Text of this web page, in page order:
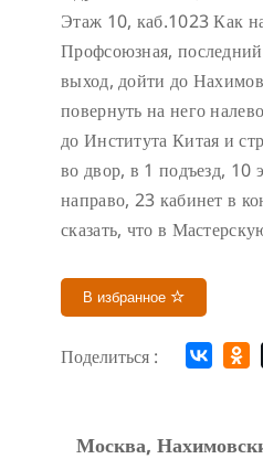
Этаж 10, каб.1023Как
Профсоюзная,
выход, дойти до
повернуть на него
до Института Китая и
во двор, в 1 подъезд, 10
направо, 23 кабинет в
сказать, что в
В избранное
Поделиться :
Москва,